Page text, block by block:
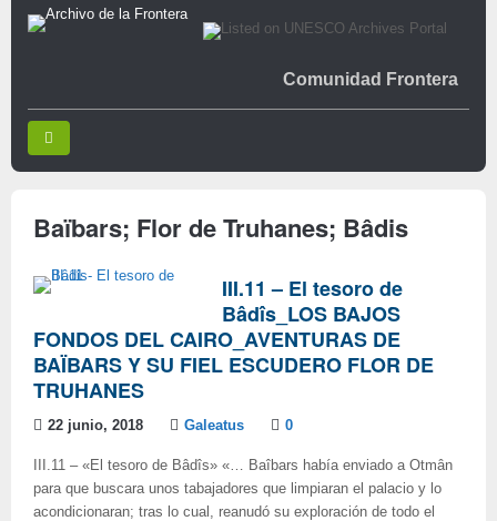
Comunidad Frontera
Baïbars; Flor de Truhanes; Bâdis
III.11 – El tesoro de
Bâdîs_LOS BAJOS
FONDOS DEL CAIRO_AVENTURAS DE
BAÏBARS Y SU FIEL ESCUDERO FLOR DE
TRUHANES
22 junio, 2018 Galeatus 0
III.11 – «El tesoro de Bâdîs» «… Baîbars había enviado a Otmân
para que buscara unos tabajadores que limpiaran el palacio y lo
acondicionaran; tras lo cual, reanudó su exploración de todo el